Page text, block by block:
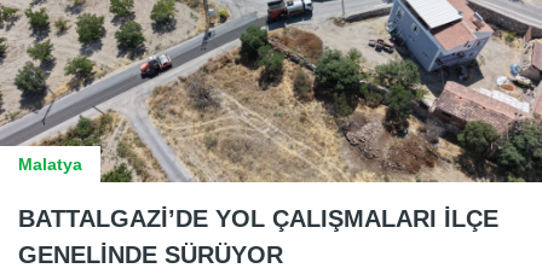
Malatya
BATTALGAZİ’DE YOL ÇALIŞMALARI İLÇE
GENELİNDE SÜRÜYOR